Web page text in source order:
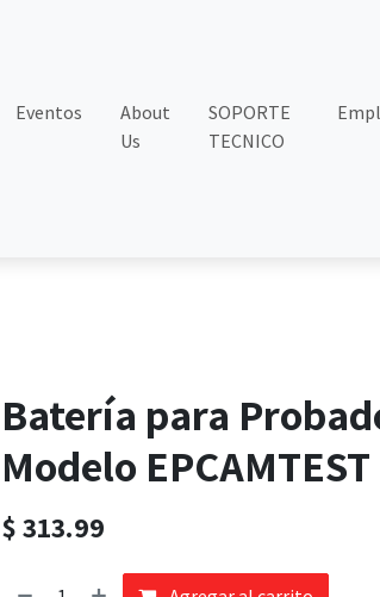
Eventos
About
Us
SOPORTE
TECNICO
Batería para
Modelo EPCAMTEST
$313.99